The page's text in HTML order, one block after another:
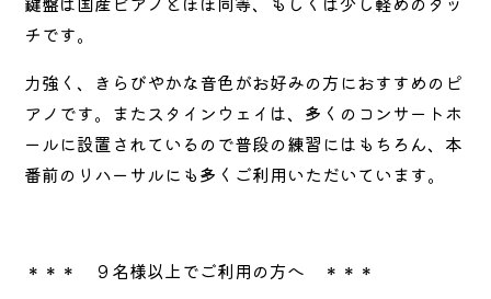
チです。
力強く、きらびやかな音色がお好みの方におすすめのピ
アノです。またスタインウェイは、多くのコンサートホ
ールに設置されているので普段の練習にはもちろん、本
番前のリハーサルにも多くご利用いただいています。
＊＊＊ ９名様以上でご利用の方へ ＊＊＊